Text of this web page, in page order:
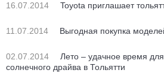
16.07.2014 Toyota приглашает
11.07.2014 Выгодная покупка
02.07.2014
Лето – удачное время
солнечного драйва в Тольятти